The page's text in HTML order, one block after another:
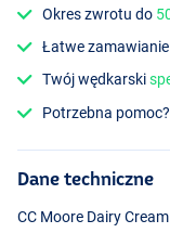
Okres zwrotu do
Łatwe
Twój wędkarski
Potrzebna
Dane techniczne
CC Moore Dairy